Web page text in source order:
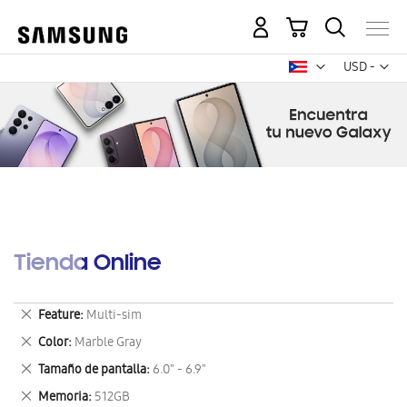
USD -
dólar
Mi carrito
Tienda Online
Feature Multi-sim
Eliminar
este
artículo
Color Marble Gray
Eliminar
este
artículo
Tamaño de pantalla 6.0" - 6.9"
Eliminar
este
Memoria 512GB
Eliminar